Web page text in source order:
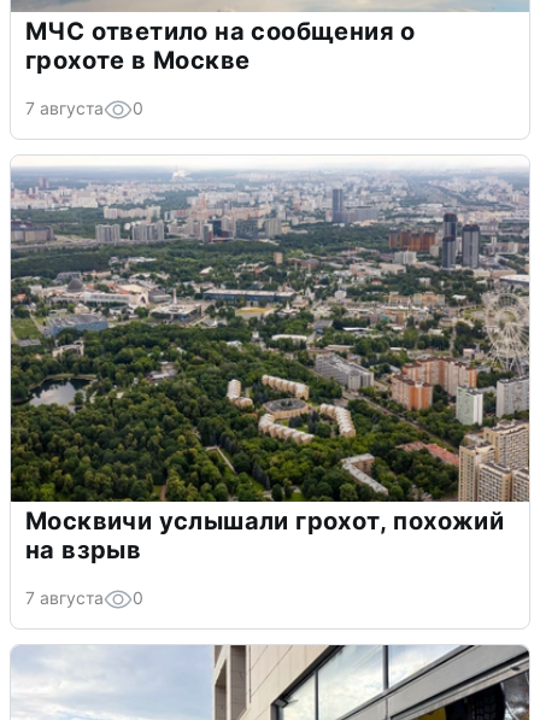
МЧС ответило на сообщения о
грохоте в Москве
7 августа 0
Москвичи услышали грохот, похожий
на взрыв
7 августа 0